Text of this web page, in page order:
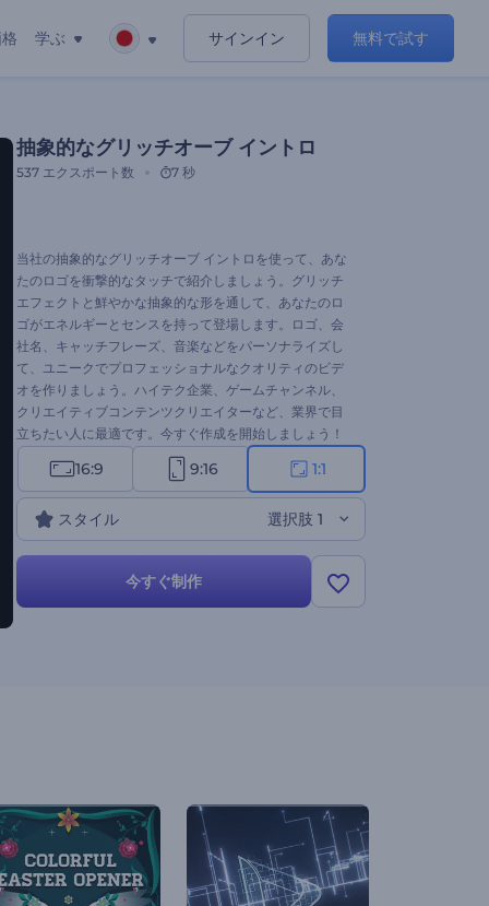
学ぶ サインイン 無料で試す
抽象的なグリッチオーブ イントロ
537 エクスポート数 7 秒
当社の抽象的なグリッチオーブ イントロを使って、あな
たのロゴを衝撃的なタッチで紹介しましょう。グリッチ
エフェクトと鮮やかな抽象的な形を通して、あなたのロ
ゴがエネルギーとセンスを持って登場します。ロゴ、会
社名、キャッチフレーズ、音楽などをパーソナライズし
て、ユニークでプロフェッショナルなクオリティのビデ
オを作りましょう。ハイテク企業、ゲームチャンネル、
クリエイティブコンテンツクリエイターなど、業界で目
立ちたい人に最適です。今すぐ作成を開始しましょう！
16:9 9:16 1:1
スタイル 選択肢 1
今すぐ制作